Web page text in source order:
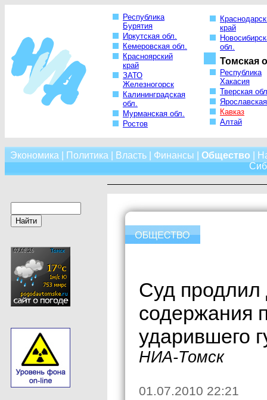
Республика
Бурятия
Иркутская обл.
Кемеровская обл.
Красноярский
край
ЗАТО
Железногорск
Калининградская
обл.
Мурманская обл.
Ростов
край
обл.
Томская
Республика
Хакасия
Тверская
Кавказ
Алтай
Экономика Политика Власть| Финансы Общество
Суд продлил
содержания
ударившего
НИА-Томск
01.07.2010 22:21